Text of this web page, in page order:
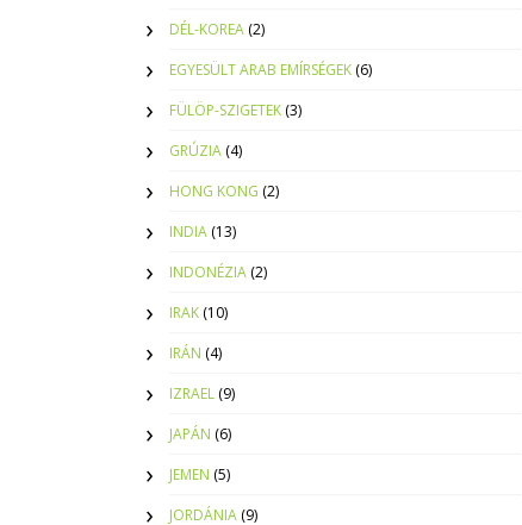
DÉL-KOREA (2)
EGYESÜLT ARAB EMÍRSÉGEK (6)
FÜLÖP-SZIGETEK (3)
GRÚZIA (4)
HONG KONG (2)
INDIA (13)
INDONÉZIA (2)
IRAK (10)
IRÁN (4)
IZRAEL (9)
JAPÁN (6)
JEMEN (5)
JORDÁNIA (9)